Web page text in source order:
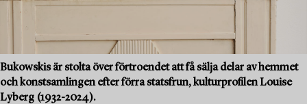
Bukowskis är stolta över förtroendet att få sälja delar av hemmet
och konstsamlingen efter förra statsfrun, kulturprofilen Louise
Lyberg (1932-2024).